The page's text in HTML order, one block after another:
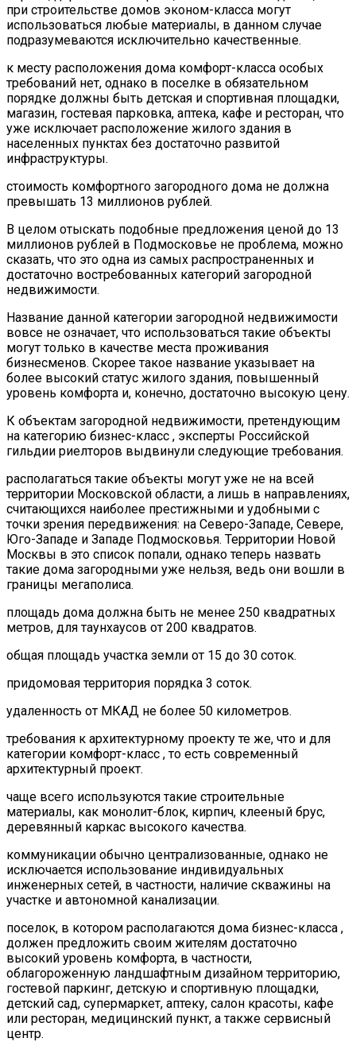
при строительстве домов эконом-класса могут
использоваться любые материалы, в данном случае
подразумеваются исключительно качественные.
к месту расположения дома комфорт-класса особых
требований нет, однако в поселке в обязательном
порядке должны быть детская и спортивная площадки,
магазин, гостевая парковка, аптека, кафе и ресторан, что
уже исключает расположение жилого здания в
населенных пунктах без достаточно развитой
инфраструктуры.
стоимость комфортного загородного дома не должна
превышать 13 миллионов рублей.
В целом отыскать подобные предложения ценой до 13
миллионов рублей в Подмосковье не проблема, можно
сказать, что это одна из самых распространенных и
достаточно востребованных категорий загородной
недвижимости.
Название данной категории загородной недвижимости
вовсе не означает, что использоваться такие объекты
могут только в качестве места проживания
бизнесменов. Скорее такое название указывает на
более высокий статус жилого здания, повышенный
уровень комфорта и, конечно, достаточно высокую цену.
К объектам загородной недвижимости, претендующим
на категорию бизнес-класс , эксперты Российской
гильдии риелторов выдвинули следующие требования.
располагаться такие объекты могут уже не на всей
территории Московской области, а лишь в направлениях,
считающихся наиболее престижными и удобными с
точки зрения передвижения: на Северо-Западе, Севере,
Юго-Западе и Западе Подмосковья. Территории Новой
Москвы в это список попали, однако теперь назвать
такие дома загородными уже нельзя, ведь они вошли в
границы мегаполиса.
площадь дома должна быть не менее 250 квадратных
метров, для таунхаусов от 200 квадратов.
общая площадь участка земли от 15 до 30 соток.
придомовая территория порядка 3 соток.
удаленность от МКАД не более 50 километров.
требования к архитектурному проекту те же, что и для
категории комфорт-класс , то есть современный
архитектурный проект.
чаще всего используются такие строительные
материалы, как монолит-блок, кирпич, клееный брус,
деревянный каркас высокого качества.
коммуникации обычно централизованные, однако не
исключается использование индивидуальных
инженерных сетей, в частности, наличие скважины на
участке и автономной канализации.
поселок, в котором располагаются дома бизнес-класса ,
должен предложить своим жителям достаточно
высокий уровень комфорта, в частности,
облагороженную ландшафтным дизайном территорию,
гостевой паркинг, детскую и спортивную площадки,
детский сад, супермаркет, аптеку, салон красоты, кафе
или ресторан, медицинский пункт, а также сервисный
центр.